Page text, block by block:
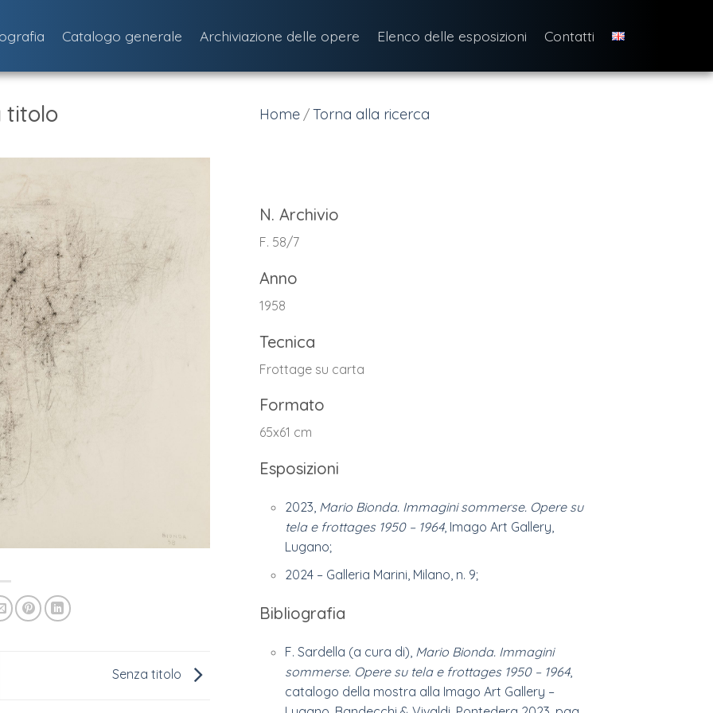
Catalogo generale Archiviazione delle opere Elenco delle esposizioni Contatti
titolo
Senza titolo
Home / Torna alla ricerca
N. Archivio
F. 58/7
Anno
1958
Tecnica
Frottage su carta
Formato
65x61 cm
Esposizioni
2023, Mario Bionda. Immagini sommerse. Opere su
tela e frottages 1950 – 1964, Imago Art Gallery,
Lugano;
2024 – Galleria Marini, Milano, n. 9;
Bibliografia
F. Sardella (a cura di), Mario Bionda. Immagini
sommerse. Opere su tela e frottages 1950 – 1964,
catalogo della mostra alla Imago Art Gallery –